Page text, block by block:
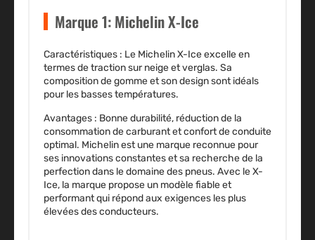
Marque 1: Michelin X-Ice
Caractéristiques : Le Michelin X-Ice excelle en
termes de traction sur neige et verglas. Sa
composition de gomme et son design sont idéals
pour les basses températures.
Avantages : Bonne durabilité, réduction de la
consommation de carburant et confort de conduite
optimal. Michelin est une marque reconnue pour
ses innovations constantes et sa recherche de la
perfection dans le domaine des pneus. Avec le X-
Ice, la marque propose un modèle fiable et
performant qui répond aux exigences les plus
élevées des conducteurs.